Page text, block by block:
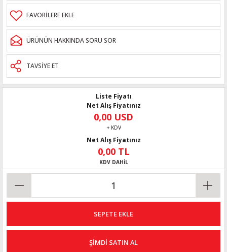
ÜRÜNÜN HAKKINDA SORU SOR
TAVSİYE ET
Liste Fiyatı
Net Alış Fiyatınız
0,00 USD
+ KDV
Net Alış Fiyatınız
0,00 TL
KDV DAHİL
SEPETE EKLE
ŞİMDİ SATIN AL